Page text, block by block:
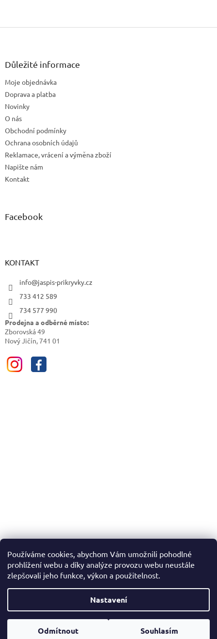
Používáme cookies, abychom Vám umožnili pohodlné
prohlížení webu a díky analýze provozu webu neustále
zlepšovali jeho funkce, výkon a použitelnost.
Nastavení
Odmítnout Souhlasím
Z
Důležité informace
Moje objednávka
Doprava a platba
Novinky
O nás
Obchodní podmínky
Ochrana osobních údajů
Reklamace, vrácení a výměna zboží
Napište nám
Kontakt
Facebook
KONTAKT
info@jaspis-prikryvky.cz
733 412 589
734 577 990
Prodejna a odběrné místo:
Zborovská 49
Nový Jičín, 741 01
Vytvořil Shoptet
Copyright 2026Jaspis přikrývky . Všechna práva vyhrazena.